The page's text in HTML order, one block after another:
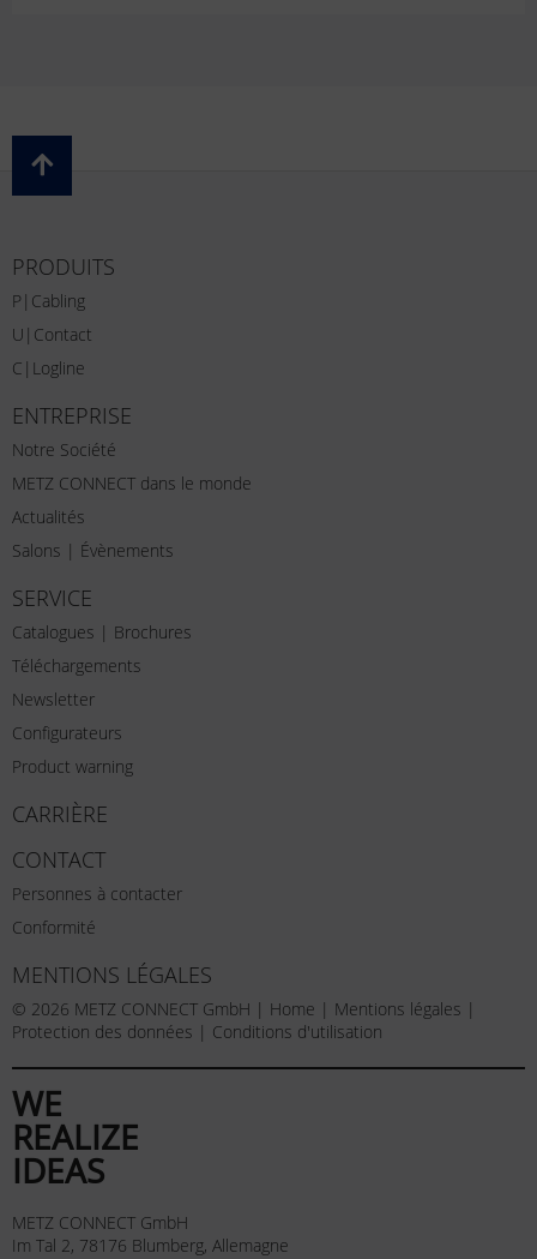
PRODUITS
P|Cabling
U|Contact
C|Logline
ENTREPRISE
Notre Société
METZ CONNECT dans le monde
Actualités
Salons | Évènements
SERVICE
Catalogues | Brochures
Téléchargements
Newsletter
Configurateurs
Product warning
CARRIÈRE
CONTACT
Personnes à contacter
Conformité
MENTIONS LÉGALES
© 2026 METZ CONNECT GmbH | Home | Mentions légales |
Protection des données | Conditions d'utilisation
WE
REALIZE
IDEAS
METZ CONNECT GmbH
Im Tal 2, 78176 Blumberg, Allemagne